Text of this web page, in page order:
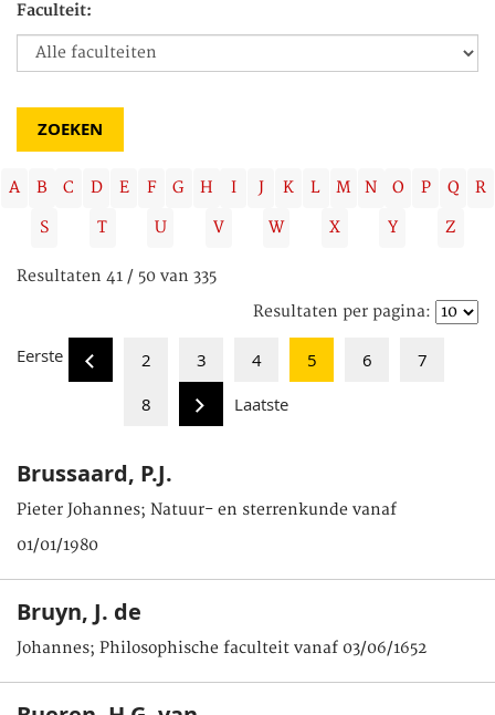
Faculteit:
A B C D E F G H I J K L M N O P Q
R
S
T U V W X Y Z
Resultaten 41 / 50 van 335
Resultaten per pagina:
Eerste 2 3 4 5 6
7
8
Laatste
Brussaard, P.J.
Pieter Johannes; Natuur- en sterrenkunde vanaf
01/01/1980
Bruyn, J. de
Johannes; Philosophische faculteit vanaf 03/06/1652